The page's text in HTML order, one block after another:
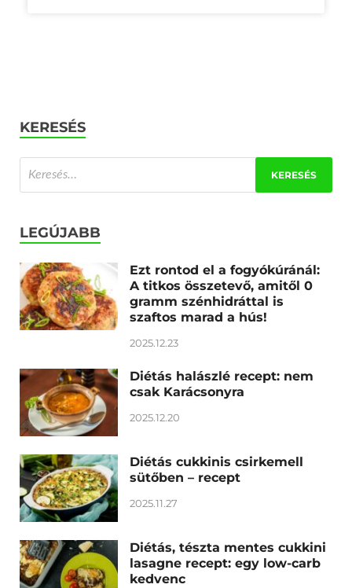
KERESÉS
LEGÚJABB
Ezt rontod el a fogyókúránál:
A titkos összetevő, amitől 0
gramm szénhidráttal is
szaftos marad a hús!
2025.12.23
Diétás halászlé recept: nem
csak Karácsonyra
2025.12.20
Diétás cukkinis csirkemell
sütőben – recept
2025.11.27
Diétás, tészta mentes cukkini
lasagne recept: egy low-carb
kedvenc